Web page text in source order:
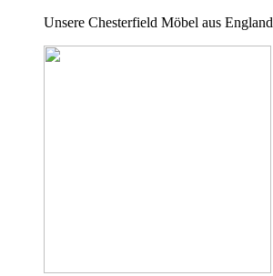
Unsere Chesterfield Möbel aus England